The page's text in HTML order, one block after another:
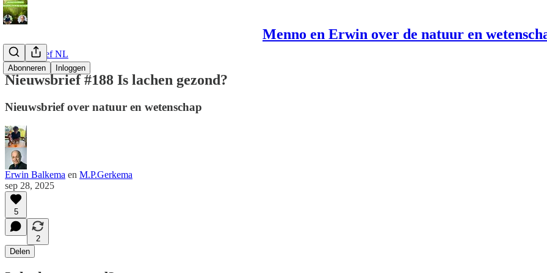
Menno en Erwin over de natuur en
Abonneren Inloggen
Nieuwsbrief NL
Nieuwsbrief #188 Is lachen gezond?
Nieuwsbrief over natuur en wetenschap
Erwin Balkema en M.P.Gerkema
sep 28, 2025
5
2
Delen